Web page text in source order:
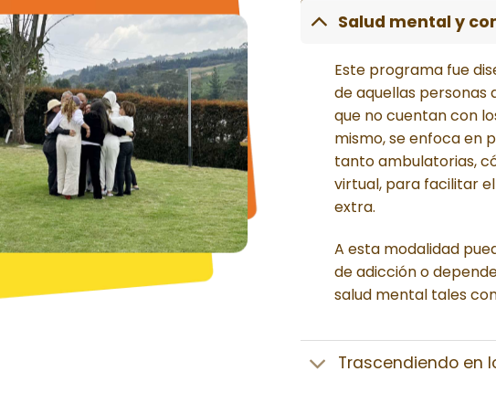
Salud mental y
Este programa fue
de aquellas personas
que no cuentan con
mismo, se enfoca en
tanto ambulatorias,
virtual, para facilitar
extra.
A esta modalidad
de adicción o
salud mental tales
Trascendiendo en